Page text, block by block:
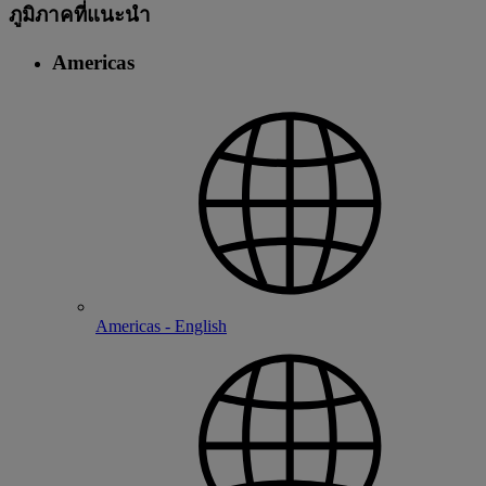
ภูมิภาคที่แนะนํา
Americas
Americas - English